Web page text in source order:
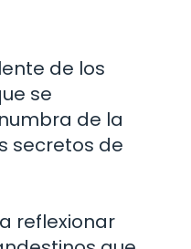
de los
se
de la
secretos de
reflexionar